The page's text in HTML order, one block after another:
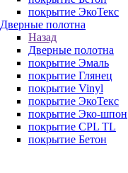
покрытие ЭкоТекс
Дверные полотна
Назад
Дверные полотна
покрытие Эмаль
покрытие Глянец
покрытие Vinyl
покрытие ЭкоТекс
покрытие Эко-шпон
покрытие CPL TL
покрытие Бетон